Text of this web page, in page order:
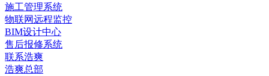
施工管理系统
物联网远程监控
BIM设计中心
售后报修系统
联系浩爽
浩爽总部